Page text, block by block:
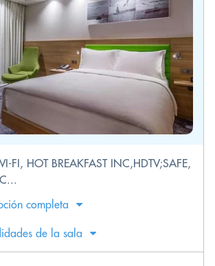
FI, HOT BREAKFAST INC,HDTV;SAFE,
completa
de la sala